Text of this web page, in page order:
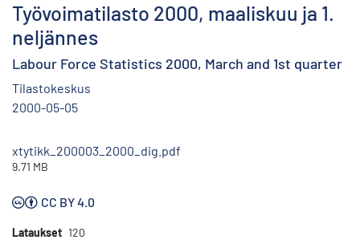
Työvoimatilasto 2000, maaliskuu ja 1.
neljännes
Labour Force Statistics 2000, March and 1st quarter
Tilastokeskus
2000-05-05
xtytikk_200003_2000_dig.pdf
9.71 MB
CC BY 4.0
Lataukset 120